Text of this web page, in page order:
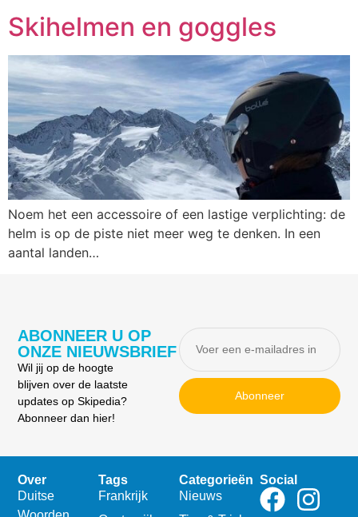
Skihelmen en goggles
Noem het een accessoire of een lastige verplichting: de
helm is op de piste niet meer weg te denken. In een
aantal landen…
ABONNEER U OP
ONZE NIEUWSBRIEF
Wil jij op de hoogte
blijven over de laatste
updates op Skipedia?
Abonneer dan hier!
Abonneer
Over
Duitse
Tags
Frankrijk
Categorieën
Nieuws
Social